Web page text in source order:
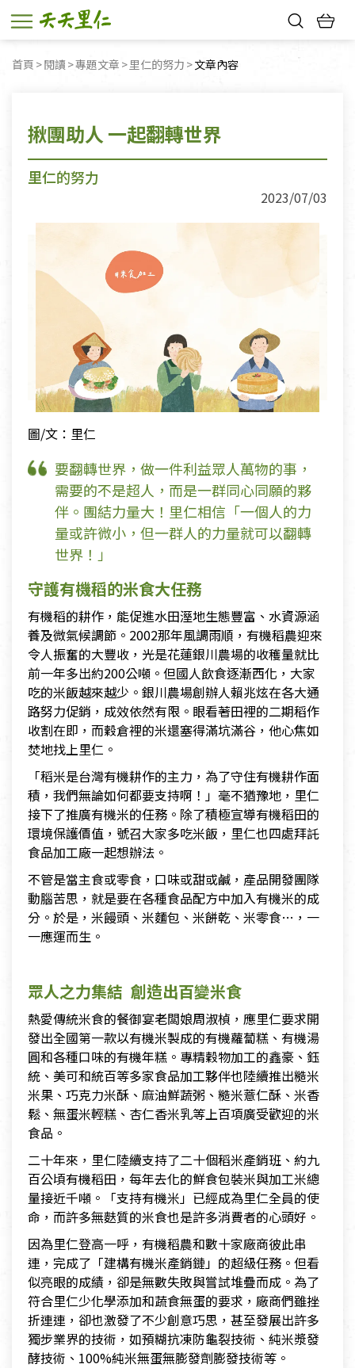
首頁 閱讀 專題文章 里仁的努力 目前頁面：
文章內容
揪團助人 一起翻轉世界
里仁的努力
2023/07/03
圖/文：里仁
要翻轉世界，做一件利益眾人萬物的事，
需要的不是超人，而是一群同心同願的夥
伴。團結力量大！里仁相信「一個人的力
量或許微小，但一群人的力量就可以翻轉
世界！」
守護有機稻的米食大任務
有機稻的耕作，能促進水田溼地生態豐富、水資源涵
養及微氣候調節。2002那年風調雨順，有機稻農迎來
令人振奮的大豐收，光是花蓮銀川農場的收穫量就比
前一年多出約200公噸。但國人飲食逐漸西化，大家
吃的米飯越來越少。銀川農場創辦人賴兆炫在各大通
路努力促銷，成效依然有限。眼看著田裡的二期稻作
收割在即，而穀倉裡的米還塞得滿坑滿谷，他心焦如
焚地找上里仁。
「稻米是台灣有機耕作的主力，為了守住有機耕作面
積，我們無論如何都要支持啊！」毫不猶豫地，里仁
接下了推廣有機米的任務。除了積極宣導有機稻田的
環境保護價值，號召大家多吃米飯，里仁也四處拜託
食品加工廠一起想辦法。
不管是當主食或零食，口味或甜或鹹，產品開發團隊
動腦苦思，就是要在各種食品配方中加入有機米的成
分。於是，米饅頭、米麵包、米餅乾、米零食…，一
一應運而生。
眾人之力集結 創造出百變米食
熱愛傳統米食的餐御宴老闆娘周淑楨，應里仁要求開
發出全國第一款以有機米製成的有機蘿蔔糕、有機湯
圓和各種口味的有機年糕。專精穀物加工的鑫豪、鈺
統、美可和統百等多家食品加工夥伴也陸續推出糙米
米果、巧克力米酥、麻油鮮蔬粥、糙米薏仁酥、米香
鬆、無蛋米輕糕、杏仁香米乳等上百項廣受歡迎的米
食品。
二十年來，里仁陸續支持了二十個稻米產銷班、約九
百公頃有機稻田，每年去化的鮮食包裝米與加工米總
量接近千噸。「支持有機米」已經成為里仁全員的使
命，而許多無麩質的米食也是許多消費者的心頭好。
因為里仁登高一呼，有機稻農和數十家廠商彼此串
連，完成了「建構有機米產銷鏈」的超級任務。但看
似亮眼的成績，卻是無數失敗與嘗試堆疊而成。為了
符合里仁少化學添加和蔬食無蛋的要求，廠商們雖挫
折連連，卻也激發了不少創意巧思，甚至發展出許多
獨步業界的技術，如預糊抗凍防龜裂技術、純米漿發
酵技術、100%純米無蛋無膨發劑膨發技術等。